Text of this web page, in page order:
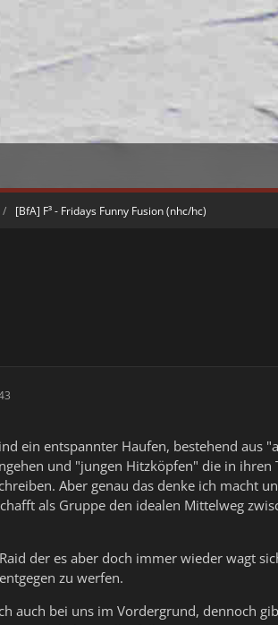
[BfA] F³ - Fridays Funny Fusion (nhc/hc)
ein entspannter Haufen, bestehend aus
und "jungen Hitzköpfen" die in ihren
Aber genau das denke ich macht
als Gruppe den idealen Mittelweg
der es aber doch immer wieder wagt
zu werfen.
auch bei uns im Vordergrund, dennoch